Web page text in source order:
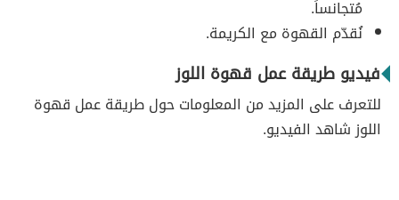
مُتجانساً.
نُقدّم القهوة مع الكريمة.
فيديو طريقة عمل قهوة اللوز
للتعرف على المزيد من المعلومات حول طريقة عمل قهوة
اللوز شاهد الفيديو.